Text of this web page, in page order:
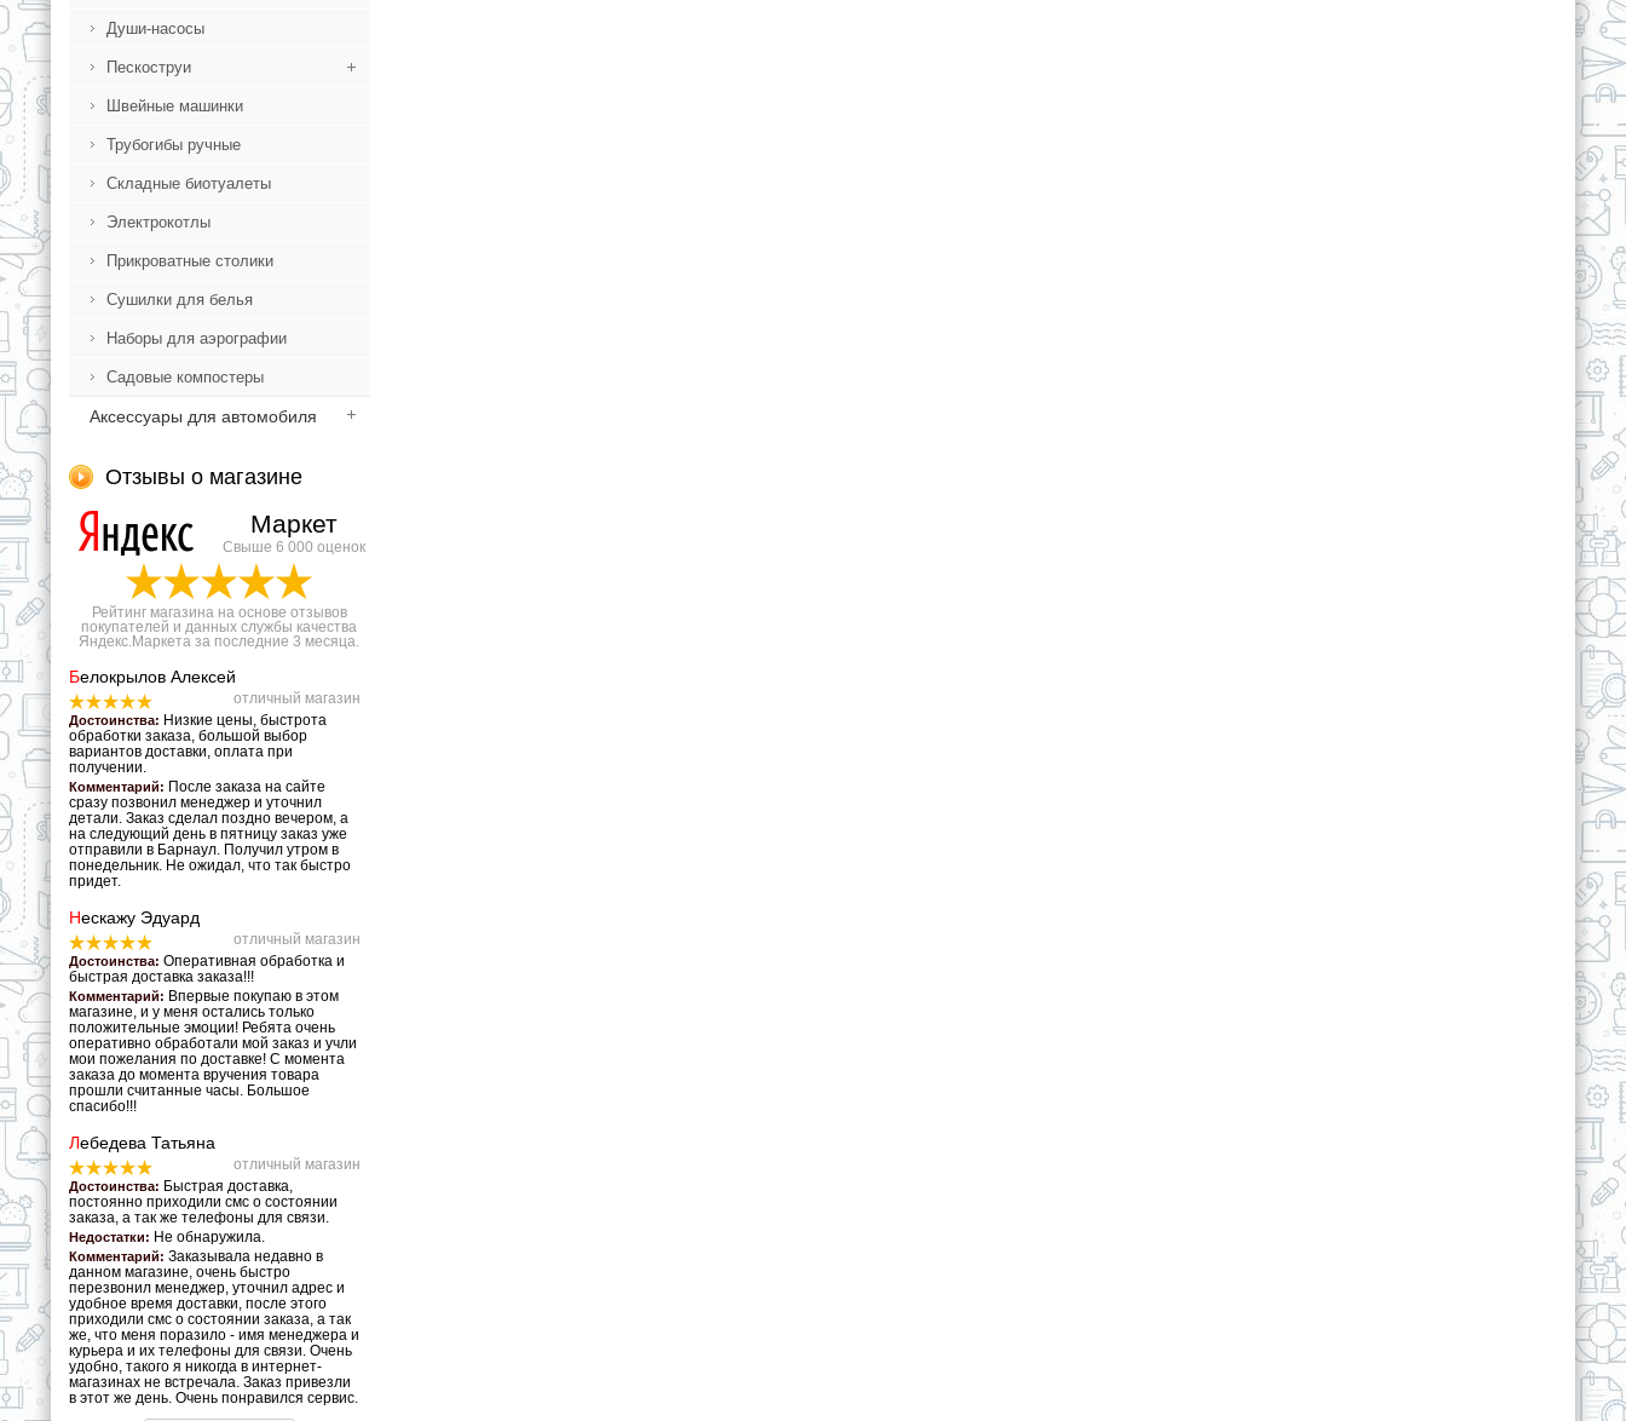
Души-насосы
Пескоструи
Швейные машинки
Трубогибы ручные
Складные биотуалеты
Электрокотлы
Прикроватные столики
Сушилки для белья
Наборы для аэрографии
Садовые компостеры
Аксессуары для автомобиля
Отзывы о магазине
Маркет
Свыше 6 000 оценок
Рейтинг магазина на основе отзывов
покупателей и данных службы качества
Яндекс.Маркета за последние 3 месяца.
Белокрылов Алексей
отличный магазин
Достоинства: Низкие цены, быстрота
обработки заказа, большой выбор
вариантов доставки, оплата при
получении.
Комментарий: После заказа на сайте
сразу позвонил менеджер и уточнил
детали. Заказ сделал поздно вечером, а
на следующий день в пятницу заказ уже
отправили в Барнаул. Получил утром в
понедельник. Не ожидал, что так быстро
придет.
Нескажу Эдуард
отличный магазин
Достоинства: Оперативная обработка и
быстрая доставка заказа!!!
Комментарий: Впервые покупаю в этом
магазине, и у меня остались только
положительные эмоции! Ребята очень
оперативно обработали мой заказ и учли
мои пожелания по доставке! С момента
заказа до момента вручения товара
прошли считанные часы. Большое
спасибо!!!
Лебедева Татьяна
отличный магазин
Достоинства: Быстрая доставка,
постоянно приходили смс о состоянии
заказа, а так же телефоны для связи.
Недостатки: Не обнаружила.
Комментарий: Заказывала недавно в
данном магазине, очень быстро
перезвонил менеджер, уточнил адрес и
удобное время доставки, после этого
приходили смс о состоянии заказа, а так
же, что меня поразило - имя менеджера и
курьера и их телефоны для связи. Очень
удобно, такого я никогда в интернет-
магазинах не встречала. Заказ привезли
в этот же день. Очень понравился сервис.